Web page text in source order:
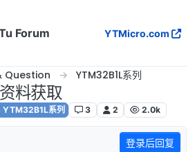
Forum
YTMicro.com
Question YTM32B1L系列
料获取
YTM32B1L系列 3 2 2.0k
登录后回复